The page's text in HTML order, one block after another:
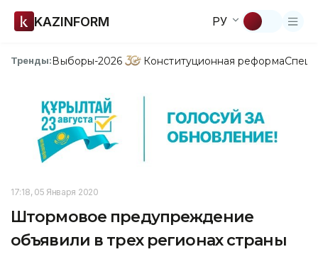
KAZINFORM РУ
Тренды:Выборы-2026 Конституционная реформа
17:18, 05 Января 2020
Штормовое предупреждение
объявили в трех регионах страны